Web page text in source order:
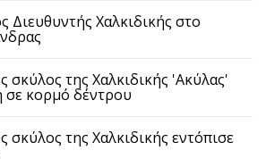
Διευθυντής Χαλκιδικής στο
σκύλος της Χαλκιδικής 'Ακύλας'
σε κορμό δέντρου
σκύλος της Χαλκιδικής εντόπισε